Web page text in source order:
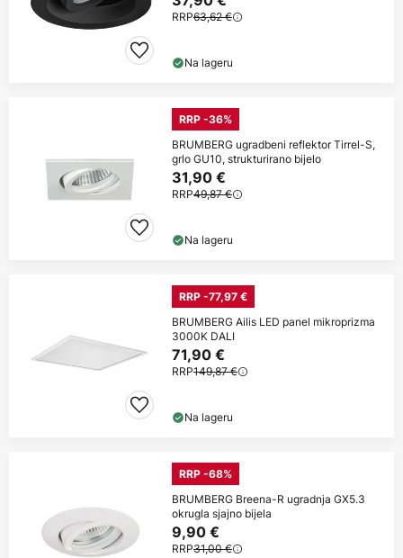
RRP63,62 €
Na lageru
RRP -36%
BRUMBERG ugradbeni reflektor Tirrel-S,
grlo GU10, strukturirano bijelo
31,90 €
RRP49,87 €
Na lageru
RRP -77,97 €
BRUMBERG Ailis LED panel mikroprizma
3000K DALI
71,90 €
RRP149,87 €
Na lageru
RRP -68%
BRUMBERG Breena-R ugradnja GX5.3
okrugla sjajno bijela
9,90 €
RRP31,00 €